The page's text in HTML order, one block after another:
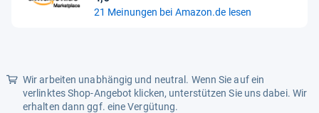
Kompatible Marke
Scholtes, Ariston, Bauknecht,
AWT22001 AWT2205
AWT2240 AWT22401
AWT2241
4,6
von
21 Meinungen bei Amazon.de lesen
Wir arbeiten unabhängig und neutral. Wenn Sie auf ein
verlinktes Shop-Angebot klicken, unterstützen Sie uns dabei. Wir
erhalten dann ggf. eine Vergütung.